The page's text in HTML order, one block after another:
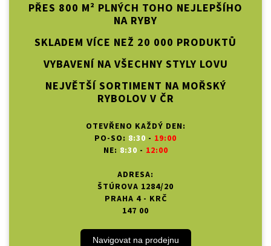
PŘES 800 M² PLNÝCH TOHO NEJLEPŠÍHO
NA RYBY
SKLADEM VÍCE NEŽ 20 000 PRODUKTŮ
VYBAVENÍ NA VŠECHNY STYLY LOVU
NEJVĚTŠÍ SORTIMENT NA MOŘSKÝ
RYBOLOV V ČR
OTEVŘENO KAŽDÝ DEN:
PO-SO: 8:30 - 19:00
NE: 8:30 - 12:00
ADRESA:
ŠTÚROVA 1284/20
PRAHA 4 - KRČ
147 00
Navigovat na prodejnu